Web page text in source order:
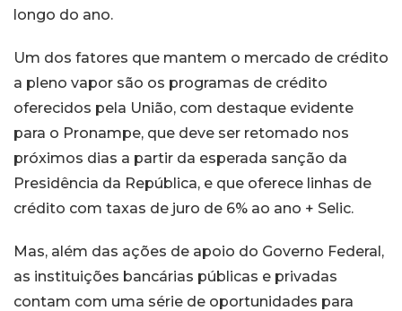
longo do ano.
Um dos fatores que mantem o mercado de crédito
a pleno vapor são os programas de crédito
oferecidos pela União, com destaque evidente
para o Pronampe, que deve ser retomado nos
próximos dias a partir da esperada sanção da
Presidência da República, e que oferece linhas de
crédito com taxas de juro de 6% ao ano + Selic.
Mas, além das ações de apoio do Governo Federal,
as instituições bancárias públicas e privadas
contam com uma série de oportunidades para